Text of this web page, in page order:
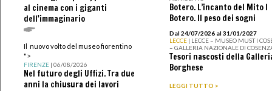
al cinema con i giganti
dell'immaginario
Il nuovo volto del museo fiorentino
">
FIRENZE| 06/08/2026
Nel futuro degli Uffizi. Tra due
anni la chiusura dei lavori
Botero. L’incanto del Mito I
Botero. Il peso dei sogni
Dal 24/07/2026 al 31/01/2027
LECCE | LECCE – MUSEO MUST I
– GALLERIA NAZIONALE DI
Tesori nascosti della
Borghese
LEGGI TUTTO >